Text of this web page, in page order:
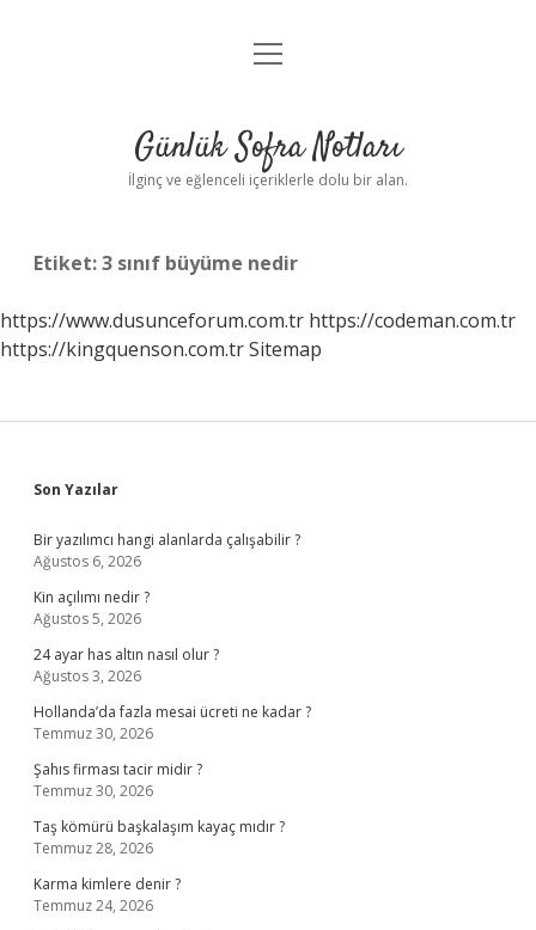
Anasayfa
Yasal Uyarı
menüyü
Günlük Sofra Notları
İlginç ve eğlenceli içeriklerle dolu bir alan.
Etiket:3 sınıf büyüme nedir
https://www.dusunceforum.com.tr https://codeman.com.tr
https://kingquenson.com.trSitemap
Sidebar
Son Yazılar
Bir yazılımcı hangi alanlarda çalışabilir ?
Ağustos 6, 2026
Kin açılımı nedir ?
Ağustos 5, 2026
24 ayar has altın nasıl olur ?
Ağustos 3, 2026
Hollanda’da fazla mesai ücreti ne kadar ?
Temmuz 30, 2026
Şahıs firması tacir midir ?
Temmuz 30, 2026
Taş kömürü başkalaşım kayaç mıdır ?
Temmuz 28, 2026
Karma kimlere denir ?
Temmuz 24, 2026